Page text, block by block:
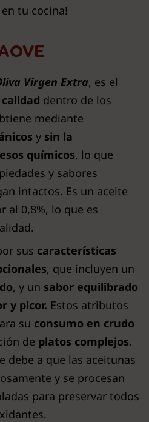
tu cocina!
Virgen Extra, es el
dentro de los
mediante
y sin la
químicos, lo que
y sabores
intactos. Es un aceite
al 0,8%, lo que es
sus características
, que incluyen un
, y un sabor equilibrado
y picor. Estos atributos
su consumo en crudo
de platos complejos.
debe a que las aceitunas
y se procesan
para preservar todos